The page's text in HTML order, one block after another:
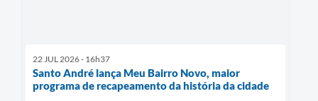
22 JUL 2026 - 16h37
Santo André lança Meu Bairro Novo, maior
programa de recapeamento da história da cidade